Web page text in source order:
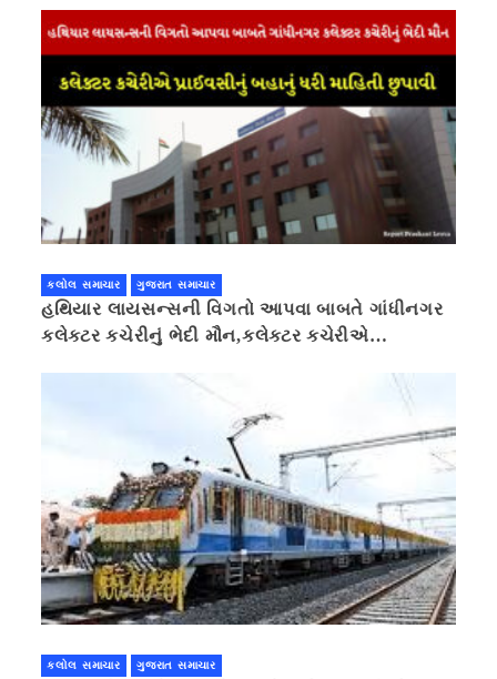
કલોલ સમાચાર ગુજરાત સમાચાર
હથિયાર લાયસન્સની વિગતો આપવા બાબતે ગાંધીનગર
કલેક્ટર કચેરીનું ભેદી મૌન,કલેક્ટર કચેરીએ
કલોલ સમાચાર ગુજરાત સમાચાર